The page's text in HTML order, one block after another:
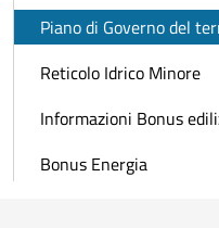
Piano di Governo del
Reticolo Idrico Minore
Informazioni Bonus
Bonus Energia